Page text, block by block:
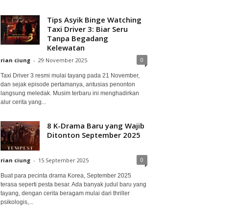
Tips Asyik Binge Watching
Taxi Driver 3: Biar Seru
Tanpa Begadang
Kelewatan
rian ciung - 29 November 2025 0
Taxi Driver 3 resmi mulai tayang pada 21 November,
dan sejak episode pertamanya, antusias penonton
langsung meledak. Musim terbaru ini menghadirkan
alur cerita yang...
8 K-Drama Baru yang Wajib
Ditonton September 2025
rian ciung - 15 September 2025 0
Buat para pecinta drama Korea, September 2025
terasa seperti pesta besar. Ada banyak judul baru yang
tayang, dengan cerita beragam mulai dari thriller
psikologis,...